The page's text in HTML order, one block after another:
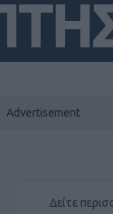
Δείτε